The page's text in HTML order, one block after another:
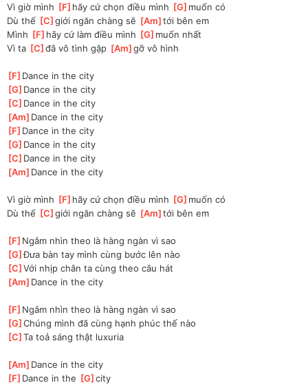
Vì giờ mình [F ]hãy cứ chọn điều mình [G ]muốn có
Dù thế [C ]
giới ngăn chàng sẽ [Am ]tới bên em
Mình [F ]hãy cứ làm điều mình [G ]muốn nhất
Vì ta [C ]
đã vô tình gặp [Am ]
gỡ vô hình
[F ]Dance in the city
[G ]Dance in the city
[C ]Dance in the city
[Am ]Dance in the city
[F ]Dance in the city
[G ]Dance in the city
[C ]Dance in the city
[Am ]Dance in the city
Vì giờ mình [F ]hãy cứ chọn điều mình [G ]muốn có
Dù thế [C ]
giới ngăn chàng sẽ [Am ]tới bên em
[F ]Ngắm nhìn theo là hàng ngàn vì sao
[G ]
Đưa bàn tay mình cùng bước lên nào
[C ]
Với nhịp chân ta cùng theo câu hát
[Am ]Dance in the city
[F ]Ngắm nhìn theo là hàng ngàn vì sao
[G ]
Chúng mình đã cùng hạnh phúc thế nào
[C ]
Ta toả sáng thật luxuria
[Am ]Dance in the city
[F ]Dance in the [G ]
city